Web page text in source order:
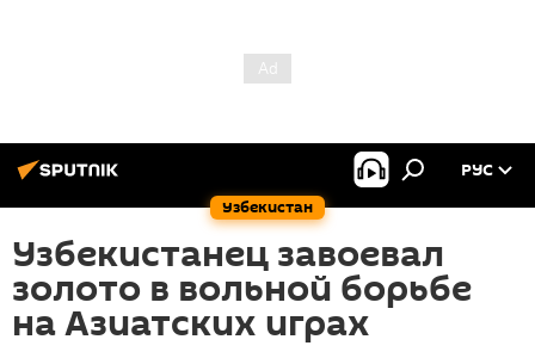
Узбекистан
РУС
Узбекистанец завоевал
золото в вольной борьбе
на Азиатских играх